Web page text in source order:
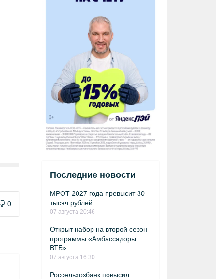
0
Последние новости
МРОТ 2027 года превысит 30
тысяч рублей
07 августа 20:46
Открыт набор на второй сезон
программы «Амбассадоры
ВТБ»
07 августа 16:30
Россельхозбанк повысил